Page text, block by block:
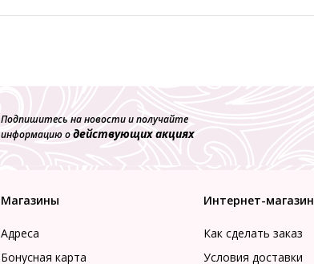
Подпишитесь на новости и получайте
информацию одействующих акциях
Магазины
Адреса
Бонусная карта
Интернет-магазин
Как сделать заказ
Условия доставки